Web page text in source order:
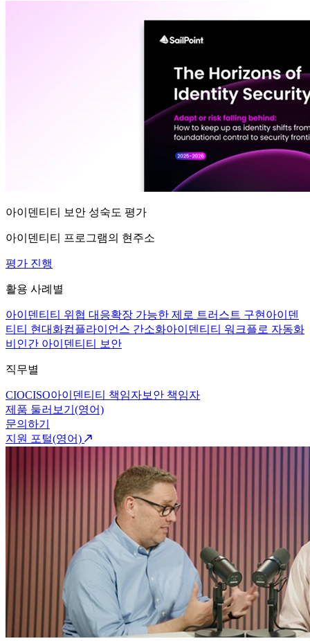
아이덴티티 보안 성숙도 평가
아이덴티티 프로그램의 현주소
평가 진행
활용 사례별
아이덴티티 위협 대응확장 가능한 제로 트러스트 구현 아이덴
티티 현대화컴플라이언스 간소화아이덴티티 워크플로 자동화
비인간 아이덴티티 보안
직무별
CIOCISO아이덴티티 책임자보안 책임자
제품 둘러보기(영어)
문의하기
지원 포털(영어)